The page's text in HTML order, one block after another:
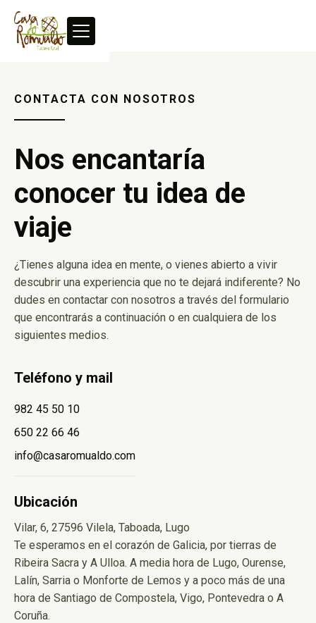
CONTACTA CON NOSOTROS
Nos encantaría
conocer tu idea de
viaje
¿Tienes alguna idea en mente, o vienes abierto a vivir
descubrir una experiencia que no te dejará indiferente? No
dudes en contactar con nosotros a través del formulario
que encontrarás a continuación o en cualquiera de los
siguientes medios.
Teléfono y mail
982 45 50 10
650 22 66 46
info@casaromualdo.com
Ubicación
Vilar, 6, 27596 Vilela, Taboada, Lugo
Te esperamos en el corazón de Galicia, por tierras de
Ribeira Sacra y A Ulloa. A media hora de Lugo, Ourense,
Lalín, Sarria o Monforte de Lemos y a poco más de una
hora de Santiago de Compostela, Vigo, Pontevedra o A
Coruña.